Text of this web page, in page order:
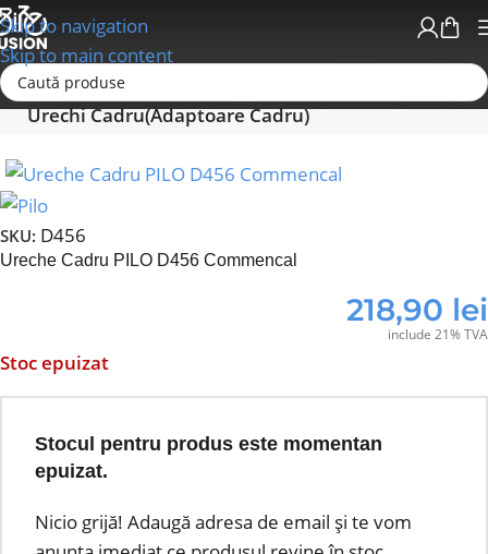
Skip to navigation
Skip to main content
Prima pagină
Urechi Cadru(Adaptoare Cadru)
SKU: D456
Ureche Cadru PILO D456 Commencal
218,90 lei
include 21% TVA
Stoc epuizat
Stocul pentru produs este momentan
epuizat.
Nicio grijă! Adaugă adresa de email și te vom